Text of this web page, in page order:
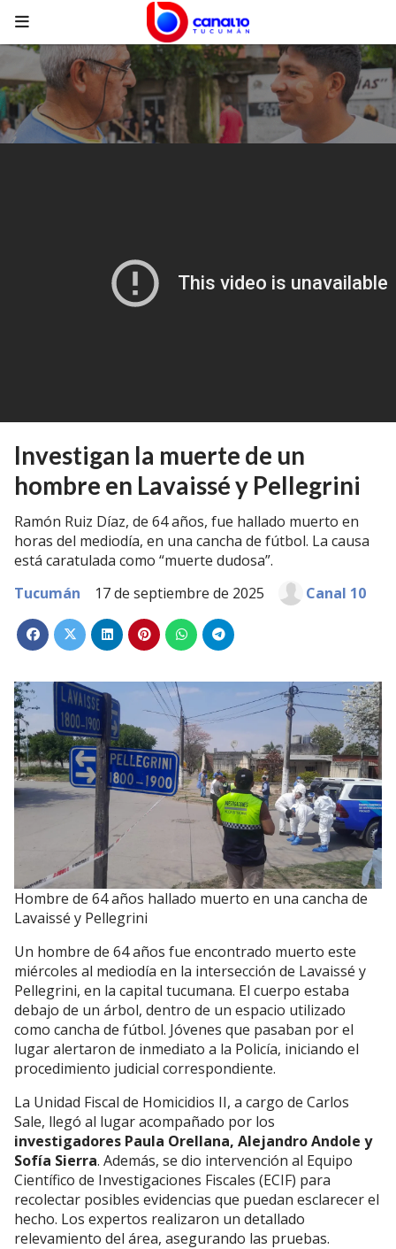
Investigan la muerte de un
hombre en Lavaissé y Pellegrini
Ramón Ruiz Díaz, de 64 años, fue hallado muerto en
horas del mediodía, en una cancha de fútbol. La causa
está caratulada como “muerte dudosa”.
Tucumán
17 de septiembre de 2025 Canal 10
Hombre de 64 años hallado muerto en una cancha de
Lavaissé y Pellegrini
Un hombre de 64 años fue encontrado muerto este
miércoles al mediodía en la intersección de Lavaissé y
Pellegrini, en la capital tucumana. El cuerpo estaba
debajo de un árbol, dentro de un espacio utilizado
como cancha de fútbol. Jóvenes que pasaban por el
lugar alertaron de inmediato a la Policía, iniciando el
procedimiento judicial correspondiente.
La Unidad Fiscal de Homicidios II, a cargo de Carlos
Sale, llegó al lugar acompañado por los
investigadores Paula Orellana, Alejandro Andole y
Sofía Sierra. Además, se dio intervención al Equipo
Científico de Investigaciones Fiscales (ECIF) para
recolectar posibles evidencias que puedan esclarecer el
hecho. Los expertos realizaron un detallado
relevamiento del área, asegurando las pruebas.